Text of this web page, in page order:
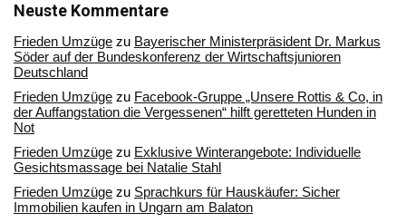
Archiv
Neuste Kommentare
Frieden Umzüge zu Bayerischer Ministerpräsident Dr. Markus
Söder auf der Bundeskonferenz der Wirtschaftsjunioren
Deutschland
Frieden Umzüge zu Facebook-Gruppe „Unsere Rottis & Co, in
der Auffangstation die Vergessenen“ hilft geretteten Hunden in
Not
Frieden Umzüge zu Exklusive Winterangebote: Individuelle
Gesichtsmassage bei Natalie Stahl
Frieden Umzüge zu Sprachkurs für Hauskäufer: Sicher
Immobilien kaufen in Ungarn am Balaton